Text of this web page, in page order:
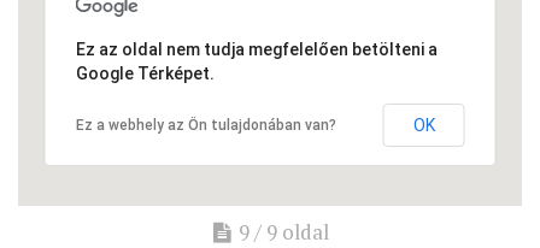
ARCHÍV ÉLETKÉPEK
SZINÓDUS
ZSINAT MOTTÓJA, LOGÓJA
Ez az oldal nem tudja megfelelően betölteni a
Google Térképet.
Ez a webhely az Ön tulajdonában van? OK
9 / 9 oldal